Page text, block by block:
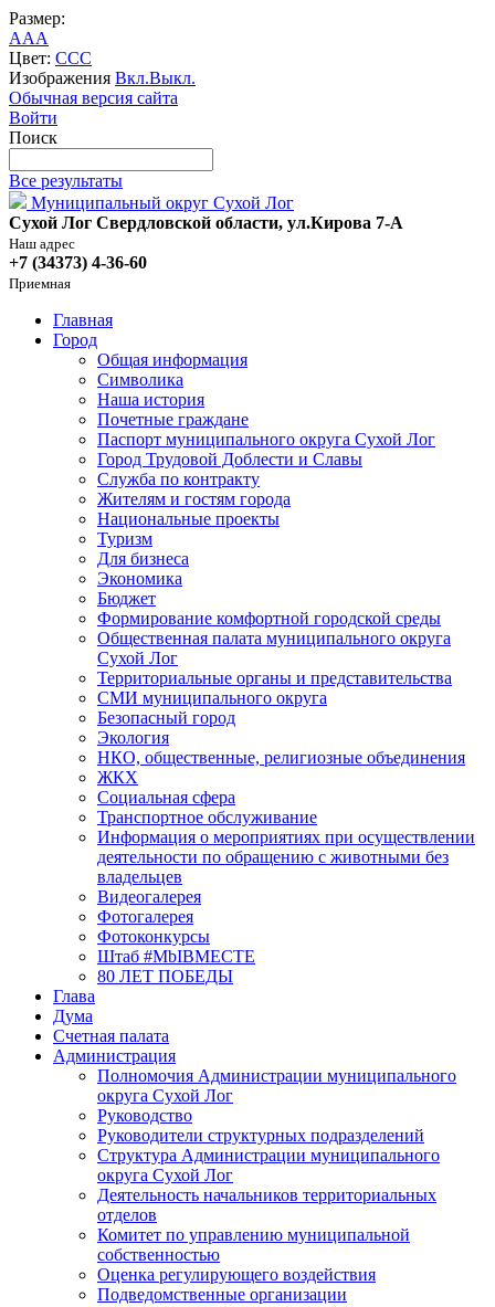
Размер:
AAA
Цвет: CCC
Изображения Вкл.Выкл.
Обычная версия сайта
Войти
Поиск
Все результаты
Муниципальный округ Сухой Лог
Сухой Лог Свердловской области, ул.Кирова 7-А
Наш адрес
+7 (34373) 4-36-60
Приемная
Главная
Город
Общая информация
Символика
Наша история
Почетные граждане
Паспорт муниципального округа Сухой Лог
Город Трудовой Доблести и Славы
Служба по контракту
Жителям и гостям города
Национальные проекты
Туризм
Для бизнеса
Экономика
Бюджет
Формирование комфортной городской среды
Общественная палата муниципального округа
Сухой Лог
Территориальные органы и представительства
СМИ муниципального округа
Безопасный город
Экология
НКО, общественные, религиозные объединения
ЖКХ
Социальная сфера
Транспортное обслуживание
Информация о мероприятиях при осуществлении
деятельности по обращению с животными без
владельцев
Видеогалерея
Фотогалерея
Фотоконкурсы
Штаб #MbIBMECTE
80 ЛЕТ ПОБЕДЫ
Глава
Дума
Счетная палата
Администрация
Полномочия Администрации муниципального
округа Сухой Лог
Руководство
Руководители структурных подразделений
Структура Администрации муниципального
округа Сухой Лог
Деятельность начальников территориальных
отделов
Комитет по управлению муниципальной
собственностью
Оценка регулирующего воздействия
Подведомственные организации